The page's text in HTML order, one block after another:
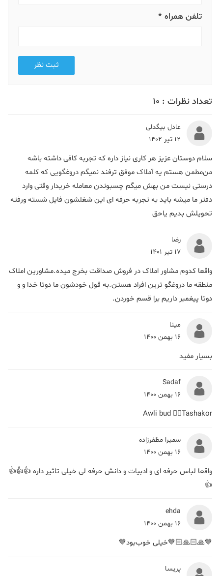
تلفن همراه *
ثبت نظر
تعداد نظرات : 10
عادل بیگدلی
12 تیر 1402
سلام دوستان عزیز هر کاری نیاز داره که تجربه کافی داشته باشه
من‌مطمن هستم یه آملاک موفق ترفند نمیگم دروغگویی که کلمه
درستی نیست من بهش میگم چسبوندن معامله خریدار وقتی وارد
دفتر ما میشه باید به تجربه حرفه ای این شغلشون فایل شسته ورفته
تحویلش بدیم یاحق
رضا
17 تیر 1401
واقعا کدوم مشاور املاک در فروش صداقت بخرج میده.مشاورین املاک
منطقه ما دروغگو ترین افراد هستن.به قول خودشون ما دوتا خدا و و
دوتا پیغمبر داریم برا قسم خوردن.
مینا
16 بهمن 1400
بسیار مفید
Sadaf
16 بهمن 1400
Awli bud 👌🏻Tashakor
سمیرا مظفرزاده
16 بهمن 1400
واقعا لباس حرفه ای و ادبیات و دانش حرفه لی خیلی تاثیر داره 👍👍👍
👍
ehda
16 بهمن 1400
💙🙏🏻🙏🏻💙خیلی خوب‌بود💙
پریسا